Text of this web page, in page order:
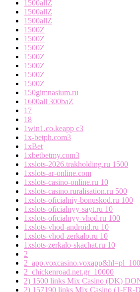
1500allZ
1500allZ
1500allZ
1500Z
1500Z
1500Z
1500Z
1500Z
1500Z
1500Z
150gimnasium.ru
1600all 300baZ
17
18
1win1.co.keapp c3
1x-betph.com3
1xBet
1xbetbetmy.com3
1xslots-2026.trakholding.ru 1500
1xslots-ar-online.com
1xslots-casino-online.ru 10
1xslots-casino.ruralisation.ru 500
1xslots-oficialniy-bonuskod.ru 100
1xslots-oficialnyy-sayt.ru 10
1xslots-oficialnyy-vhod.ru 100
1xslots-vhod-android.ru 10
1xslots-vhod-zerkalo.ru 10
1xslots-zerkalo-skachat.ru 10
2
2_chickenroad.net.gr_10000
2) 1500 links Mix Casino (DK)
2) 157190 links Mix Casino (1-FR-